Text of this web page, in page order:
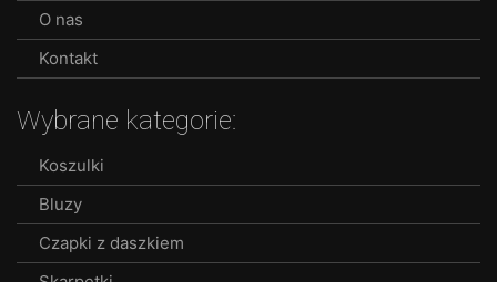
O nas
Kontakt
Wybrane kategorie:
Koszulki
Bluzy
Czapki z daszkiem